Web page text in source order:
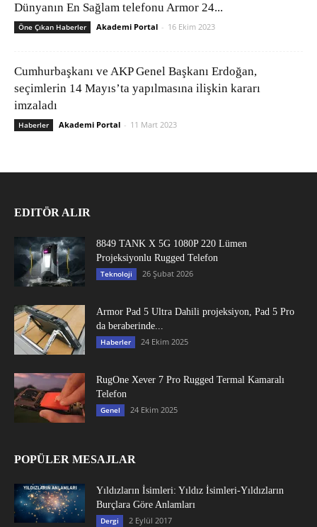
Dünyanın En Sağlam telefonu Armor 24...
Öne Çıkan Haberler Akademi Portal - 16 Ekim 2023
Cumhurbaşkanı ve AKP Genel Başkanı Erdoğan,
seçimlerin 14 Mayıs’ta yapılmasına ilişkin kararı
imzaladı
Haberler Akademi Portal - 11 Mart 2023
EDITÖR ALIR
8849 TANK X 5G 1080P 220 Lümen
Projeksiyonlu Rugged Telefon
Teknoloji 26 Şubat 2026
Armor Pad 5 Ultra Dahili projeksiyon, Pad 5 Pro
da beraberinde...
Haberler 24 Ekim 2025
RugOne Xever 7 Pro Rugged Termal Kamaralı
Telefon
Genel 24 Ekim 2025
POPÜLER MESAJLAR
Yıldızların İsimleri: Yıldız İsimleri-Yıldızların
Burçlara Göre Anlamları
Dergi 2 Eylül 2017